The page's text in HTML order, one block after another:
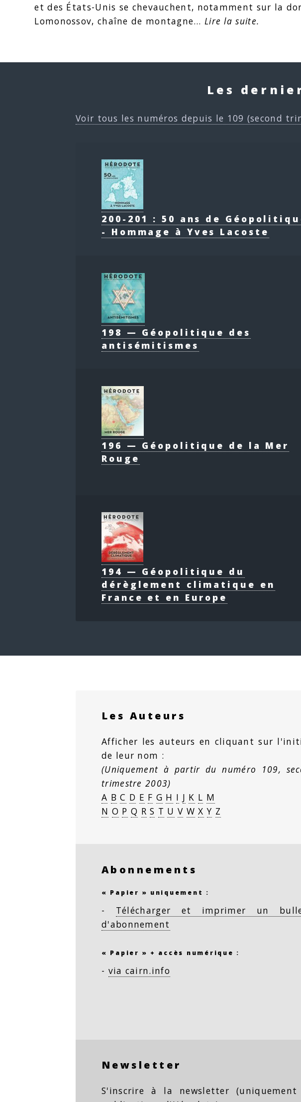
et des États-Unis se chevauchent, notamment sur la
Lomonossov, chaîne de montagne… Lire la suite.
Les
Voir tous les numéros depuis le 109 (second
200-201 : 50 ans de
- Hommage à Yves Lacoste
198 — Géopolitique des
antisémitismes
196 — Géopolitique de la Mer
Rouge
194 — Géopolitique du
dérèglement climatique en
France et en Europe
Les Auteurs
Afficher les auteurs en cliquant sur
de leur nom :
(Uniquement à partir du numéro 109,
trimestre 2003)
A B C D E F G H I J K L M
N O P Q R S T U V W X Y Z
Abonnements
« Papier » uniquement :
- Télécharger et imprimer un
d'abonnement
« Papier » + accès numérique :
- via cairn.info
Newsletter
S'inscrire à la newsletter (uniquement